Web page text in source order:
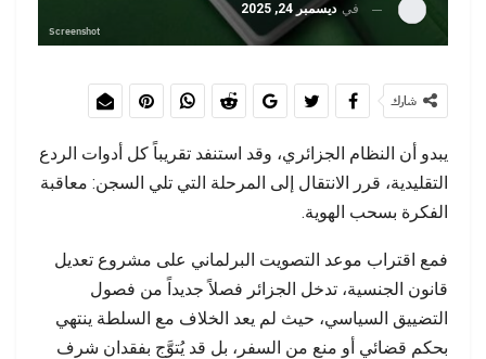
في ديسمبر 24, 2025
Screenshot
شارك
يبدو أن النظام الجزائري، وقد استنفد تقريباً كل أدوات الردع
التقليدية، قرر الانتقال إلى المرحلة التي تلي السجن: معاقبة
الفكرة بسحب الهوية.
فمع اقتراب موعد التصويت البرلماني على مشروع تعديل
قانون الجنسية، تدخل الجزائر فصلاً جديداً من فصول
التضييق السياسي، حيث لم يعد الخلاف مع السلطة ينتهي
بحكم قضائي أو منع من السفر، بل قد يُتوَّج بفقدان شرف